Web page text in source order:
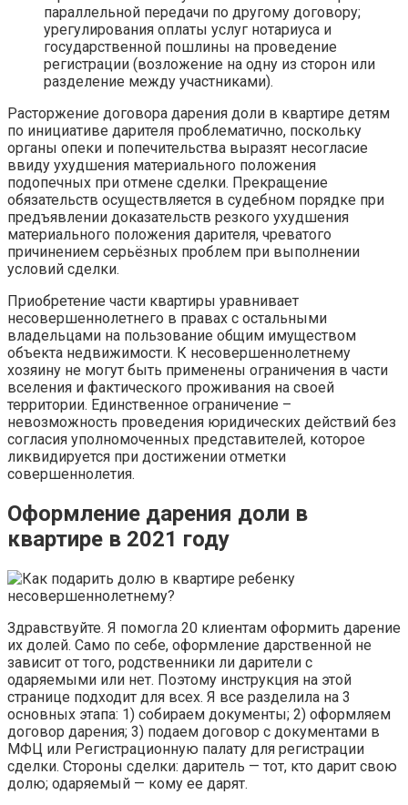
параллельной передачи по другому договору;
урегулирования оплаты услуг нотариуса и
государственной пошлины на проведение
регистрации (возложение на одну из сторон или
разделение между участниками).
Расторжение договора дарения доли в квартире детям
по инициативе дарителя проблематично, поскольку
органы опеки и попечительства выразят несогласие
ввиду ухудшения материального положения
подопечных при отмене сделки. Прекращение
обязательств осуществляется в судебном порядке при
предъявлении доказательств резкого ухудшения
материального положения дарителя, чреватого
причинением серьёзных проблем при выполнении
условий сделки.
Приобретение части квартиры уравнивает
несовершеннолетнего в правах с остальными
владельцами на пользование общим имуществом
объекта недвижимости. К несовершеннолетнему
хозяину не могут быть применены ограничения в части
вселения и фактического проживания на своей
территории. Единственное ограничение –
невозможность проведения юридических действий без
согласия уполномоченных представителей, которое
ликвидируется при достижении отметки
совершеннолетия.
Оформление дарения доли в
квартире в 2021 году
Здравствуйте. Я помогла 20 клиентам оформить дарение
их долей. Само по себе, оформление дарственной не
зависит от того, родственники ли дарители с
одаряемыми или нет. Поэтому инструкция на этой
странице подходит для всех. Я все разделила на 3
основных этапа: 1) собираем документы; 2) оформляем
договор дарения; 3) подаем договор с документами в
МФЦ или Регистрационную палату для регистрации
сделки. Стороны сделки: даритель — тот, кто дарит свою
долю; одаряемый — кому ее дарят.